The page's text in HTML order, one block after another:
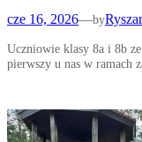
cze 16, 2026—by
Uczniowie klasy 8a i 8b
pierwszy u nas w ramach